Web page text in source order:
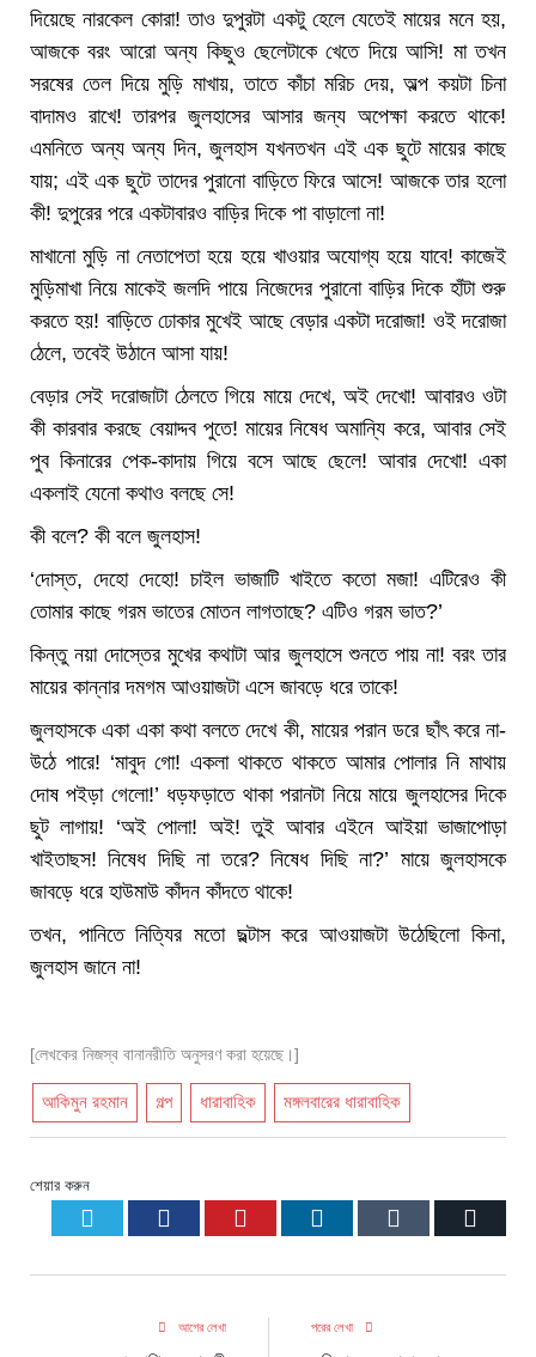
দিয়েছে নারকেল কোরা! তাও দুপুরটা একটু হেলে যেতেই মায়ের মনে হয়,
আজকে বরং আরো অন্য কিছুও ছেলেটাকে খেতে দিয়ে আসি! মা তখন
সরষের তেল দিয়ে মুড়ি মাখায়, তাতে কাঁচা মরিচ দেয়, অল্প কয়টা চিনা
বাদামও রাখে! তারপর জুলহাসের আসার জন্য অপেক্ষা করতে থাকে!
এমনিতে অন্য অন্য দিন, জুলহাস যখনতখন এই এক ছুটে মায়ের কাছে
যায়; এই এক ছুটে তাদের পুরানো বাড়িতে ফিরে আসে! আজকে তার হলো
কী! দুপুরের পরে একটাবারও বাড়ির দিকে পা বাড়ালো না!
মাখানো মুড়ি না নেতাপেতা হয়ে হয়ে খাওয়ার অযোগ্য হয়ে যাবে! কাজেই
মুড়িমাখা নিয়ে মাকেই জলদি পায়ে নিজেদের পুরানো বাড়ির দিকে হাঁটা শুরু
করতে হয়! বাড়িতে ঢোকার মুখেই আছে বেড়ার একটা দরোজা! ওই দরোজা
ঠেলে, তবেই উঠানে আসা যায়!
বেড়ার সেই দরোজাটা ঠেলতে গিয়ে মায়ে দেখে, অই দেখো! আবারও ওটা
কী কারবার করছে বেয়াদ্দব পুতে! মায়ের নিষেধ অমান্যি করে, আবার সেই
পুব কিনারের পেক-কাদায় গিয়ে বসে আছে ছেলে! আবার দেখো! একা
একলাই যেনো কথাও বলছে সে!
কী বলে? কী বলে জুলহাস!
‘দোস্ত, দেহো দেহো! চাইল ভাজাটি খাইতে কতো মজা! এটিরেও কী
তোমার কাছে গরম ভাতের মোতন লাগতাছে? এটিও গরম ভাত?’
কিন্তু নয়া দোস্তের মুখের কথাটা আর জুলহাসে শুনতে পায় না! বরং তার
মায়ের কান্নার দমগম আওয়াজটা এসে জাবড়ে ধরে তাকে!
জুলহাসকে একা একা কথা বলতে দেখে কী, মায়ের পরান ডরে ছাঁৎ করে না-
উঠে পারে! ‘মাবুদ গো! একলা থাকতে থাকতে আমার পোলার নি মাথায়
দোষ পইড়া গেলো!’ ধড়ফড়াতে থাকা পরানটা নিয়ে মায়ে জুলহাসের দিকে
ছুট লাগায়! ‘অই পোলা! অই! তুই আবার এইনে আইয়া ভাজাপোড়া
খাইতাছস! নিষেধ দিছি না তরে? নিষেধ দিছি না?’ মায়ে জুলহাসকে
জাবড়ে ধরে হাউমাউ কাঁদন কাঁদতে থাকে!
তখন, পানিতে নিত্যির মতো ছল্টাস করে আওয়াজটা উঠেছিলো কিনা,
জুলহাস জানে না!
[লেখকের নিজস্ব বানানরীতি অনুসরণ করা হয়েছে।]
আকিমুন রহমান গল্প ধারাবাহিক মঙ্গলবারের ধারাবাহিক
শেয়ার করুন
Twitter Facebook Pinterest LinkedIn Tumblr
আগের লেখা পরের লেখা